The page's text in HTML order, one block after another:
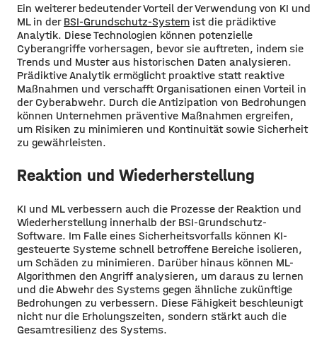
Ein weiterer bedeutender Vorteil der Verwendung von KI und
ML in der BSI-Grundschutz-System ist die prädiktive
Analytik. Diese Technologien können potenzielle
Cyberangriffe vorhersagen, bevor sie auftreten, indem sie
Trends und Muster aus historischen Daten analysieren.
Prädiktive Analytik ermöglicht proaktive statt reaktive
Maßnahmen und verschafft Organisationen einen Vorteil in
der Cyberabwehr. Durch die Antizipation von Bedrohungen
können Unternehmen präventive Maßnahmen ergreifen,
um Risiken zu minimieren und Kontinuität sowie Sicherheit
zu gewährleisten.
Reaktion und Wiederherstellung
KI und ML verbessern auch die Prozesse der Reaktion und
Wiederherstellung innerhalb der BSI-Grundschutz-
Software. Im Falle eines Sicherheitsvorfalls können KI-
gesteuerte Systeme schnell betroffene Bereiche isolieren,
um Schäden zu minimieren. Darüber hinaus können ML-
Algorithmen den Angriff analysieren, um daraus zu lernen
und die Abwehr des Systems gegen ähnliche zukünftige
Bedrohungen zu verbessern. Diese Fähigkeit beschleunigt
nicht nur die Erholungszeiten, sondern stärkt auch die
Gesamtresilienz des Systems.